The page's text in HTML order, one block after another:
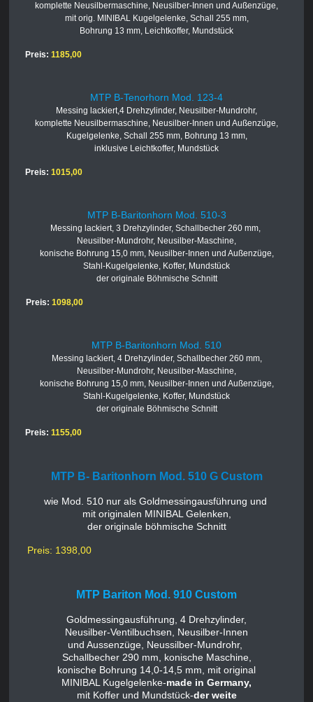
komplette Neusilbermaschine, Neusilber-Innen und Außenzüge,
mit orig. MINIBAL Kugelgelenke, Schall 255 mm,
Bohrung 13 mm, Leichtkoffer, Mundstück
Preis: 1185,00
MTP B-Tenorhorn Mod. 123-4
Messing lackiert,4 Drehzylinder, Neusilber-Mundrohr,
komplette Neusilbermaschine, Neusilber-Innen und Außenzüge,
Kugelgelenke, Schall 255 mm, Bohrung 13 mm,
inklusive Leichtkoffer, Mundstück
Preis: 1015,00
MTP B-Baritonhorn Mod. 510-3
Messing lackiert, 3 Drehzylinder, Schallbecher 260 mm,
Neusilber-Mundrohr, Neusilber-Maschine,
konische Bohrung 15,0 mm, Neusilber-Innen und Außenzüge,
Stahl-Kugelgelenke, Koffer, Mundstück
der originale Böhmische Schnitt
Preis: 1098,00
MTP B-Baritonhorn Mod. 510
Messing lackiert, 4 Drehzylinder, Schallbecher 260 mm,
Neusilber-Mundrohr, Neusilber-Maschine,
konische Bohrung 15,0 mm, Neusilber-Innen und Außenzüge,
Stahl-Kugelgelenke, Koffer, Mundstück
der originale Böhmische Schnitt
Preis: 1155,00
MTP B- Baritonhorn Mod. 510 G Custom
wie Mod. 510 nur als Goldmessingausführung und
mit originalen MINIBAL Gelenken,
der originale böhmische Schnitt
Preis: 1398,00
MTP Bariton Mod. 910 Custom
Goldmessingausführung, 4 Drehzylinder,
Neusilber-Ventilbuchsen, Neusilber-Innen
und Aussenzüge, Neussilber-Mundrohr,
Schallbecher 290 mm, konische Maschine,
konische Bohrung 14,0-14,5 mm, mit original
MINIBAL Kugelgelenke-made in Germany,
mit Koffer und Mundstück-der weite